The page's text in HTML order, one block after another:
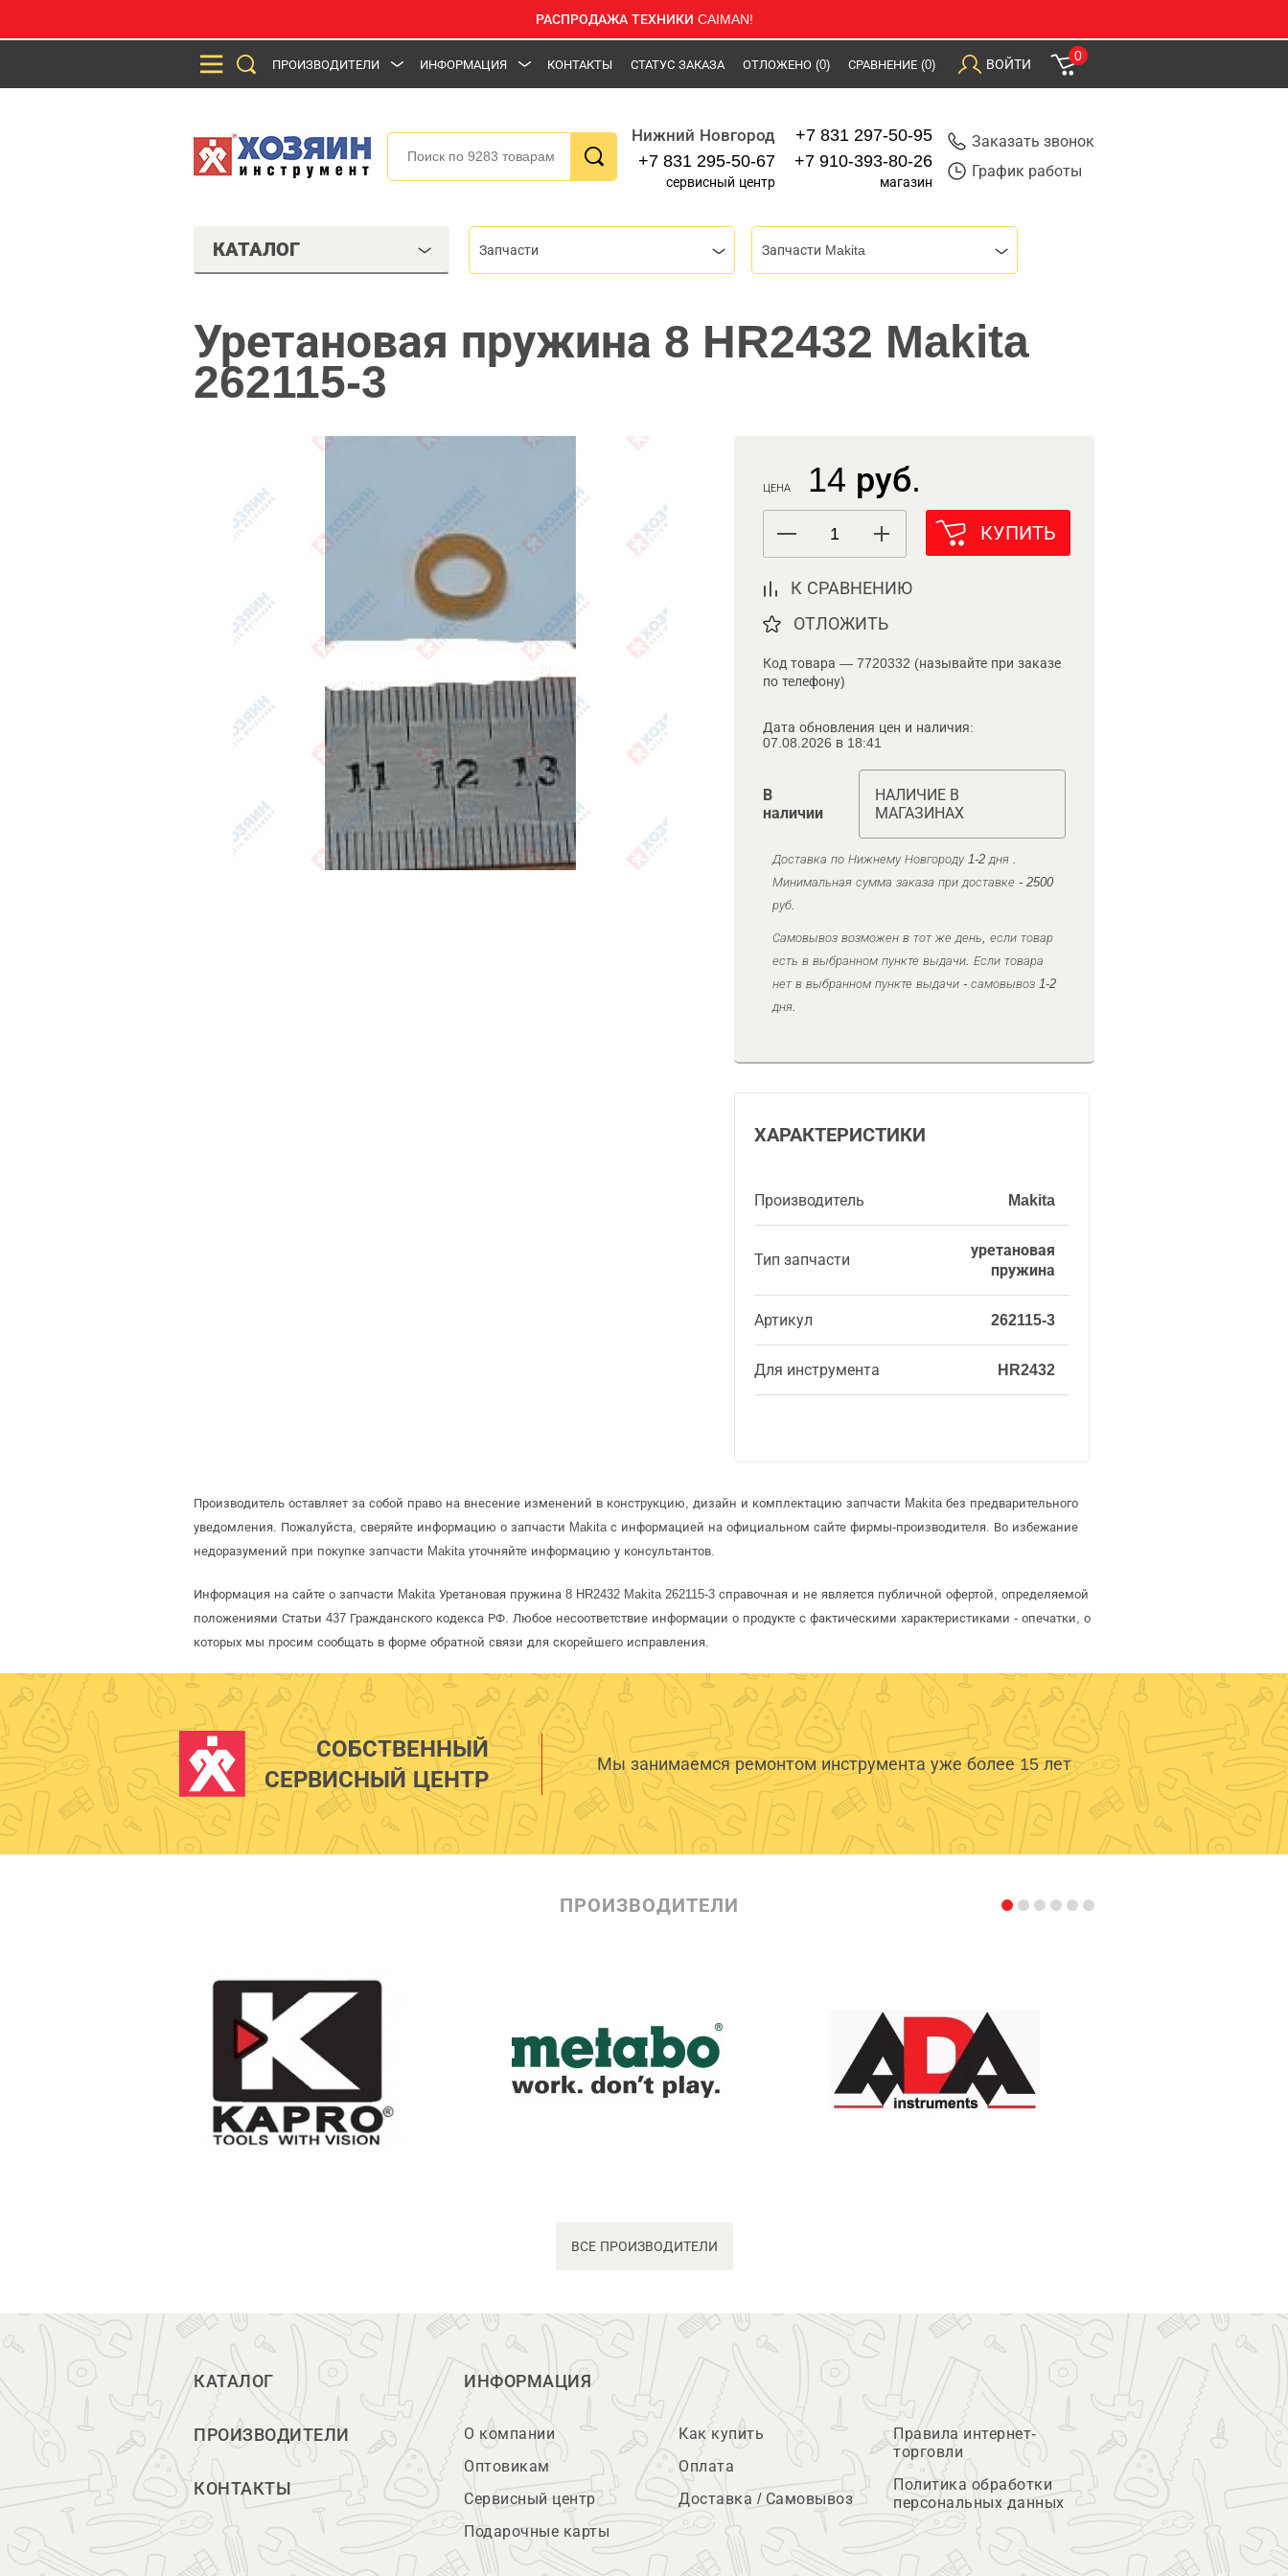
РАСПРОДАЖА ТЕХНИКИ CAIMAN!
ПРОИЗВОДИТЕЛИ ИНФОРМАЦИЯ КОНТАКТЫ СТАТУС ЗАКАЗА ОТЛОЖЕНО (0) СРАВНЕНИЕ (0) ВОЙТИ
0
Нижний Новгород
+7 831 295-50-67
сервисный центр
+7 831 297-50-95
+7 910-393-80-26
магазин
Заказать звонок
График работы
КАТАЛОГ Запчасти Запчасти Makita
Уретановая пружина 8 HR2432 Makita
262115-3
ЦЕНА 14 руб.
КУПИТЬ
К СРАВНЕНИЮ
ОТЛОЖИТЬ
Код товара — 7720332 (называйте при заказе
по телефону)
Дата обновления цен и наличия:
07.08.2026 в 18:41
В
наличии
НАЛИЧИЕ В
МАГАЗИНАХ
Доставка по Нижнему Новгороду 1-2 дня .
Минимальная сумма заказа при доставке - 2500
руб.
Самовывоз возможен в тот же день, если товар
есть в выбранном пункте выдачи. Если товара
нет в выбранном пункте выдачи - самовывоз 1-2
дня.
ХАРАКТЕРИСТИКИ
Производитель Makita
Тип запчасти
уретановая
пружина
Артикул 262115-3
Для инструмента HR2432
Производитель оставляет за собой право на внесение изменений в конструкцию, дизайн и комплектацию запчасти Makita без предварительного
уведомления. Пожалуйста, сверяйте информацию о запчасти Makita с информацией на официальном сайте фирмы-производителя. Во избежание
недоразумений при покупке запчасти Makita уточняйте информацию у консультантов.
Информация на сайте о запчасти Makita Уретановая пружина 8 HR2432 Makita 262115-3 справочная и не является публичной офертой, определяемой
положениями Статьи 437 Гражданского кодекса РФ. Любое несоответствие информации о продукте с фактическими характеристиками - опечатки, о
которых мы просим сообщать в форме обратной связи для скорейшего исправления.
СОБСТВЕННЫЙ
СЕРВИСНЫЙ ЦЕНТР
Мы занимаемся ремонтом инструмента уже более 15 лет
ПРОИЗВОДИТЕЛИ
ВСЕ ПРОИЗВОДИТЕЛИ
КАТАЛОГ
ПРОИЗВОДИТЕЛИ
КОНТАКТЫ
ИНФОРМАЦИЯ
О компании
Оптовикам
Сервисный центр
Подарочные карты
Как купить
Оплата
Доставка / Самовывоз
Правила интернет-
торговли
Политика обработки
персональных данных